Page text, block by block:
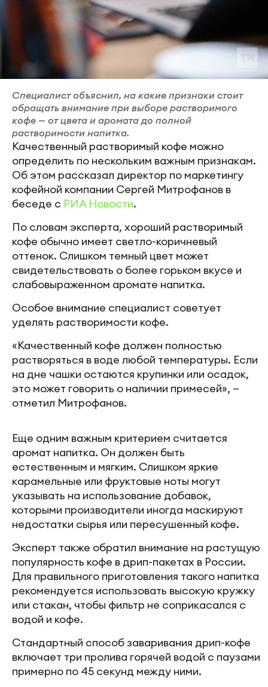
Специалист объяснил, на какие признаки стоит
обращать внимание при выборе растворимого
кофе — от цвета и аромата до полной
растворимости напитка.
Качественный растворимый кофе можно
определить по нескольким важным признакам.
Об этом рассказал директор по маркетингу
кофейной компании Сергей Митрофанов в
беседе с РИА Новости.
По словам эксперта, хороший растворимый
кофе обычно имеет светло-коричневый
оттенок. Слишком темный цвет может
свидетельствовать о более горьком вкусе и
слабовыраженном аромате напитка.
Особое внимание специалист советует
уделять растворимости кофе.
«Качественный кофе должен полностью
растворяться в воде любой температуры. Если
на дне чашки остаются крупинки или осадок,
это может говорить о наличии примесей», —
отметил Митрофанов.
Еще одним важным критерием считается
аромат напитка. Он должен быть
естественным и мягким. Слишком яркие
карамельные или фруктовые ноты могут
указывать на использование добавок,
которыми производители иногда маскируют
недостатки сырья или пересушенный кофе.
Эксперт также обратил внимание на растущую
популярность кофе в дрип-пакетах в России.
Для правильного приготовления такого напитка
рекомендуется использовать высокую кружку
или стакан, чтобы фильтр не соприкасался с
водой и кофе.
Стандартный способ заваривания дрип-кофе
включает три пролива горячей водой с паузами
примерно по 45 секунд между ними.